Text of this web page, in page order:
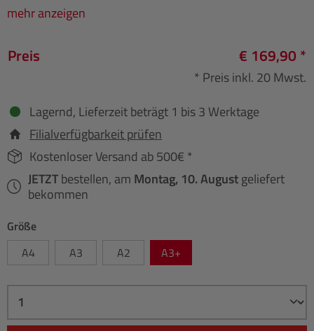
mehr anzeigen
Preis € 169,90 *
* Preis inkl. 20 Mwst.
Lagernd, Lieferzeit beträgt 1 bis 3 Werktage
Filialverfügbarkeit prüfen
Kostenloser Versand ab 500€ *
JETZTbestellen, am Montag, 10. Augustgeliefert
bekommen
Größe
A4
A3 A2 A3+